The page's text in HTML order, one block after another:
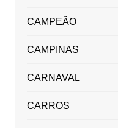
CAMPEÃO
CAMPINAS
CARNAVAL
CARROS